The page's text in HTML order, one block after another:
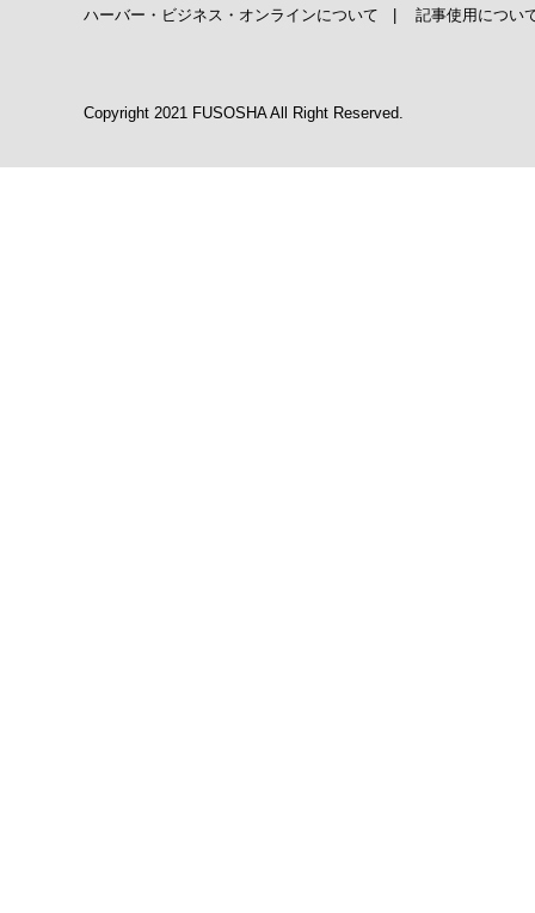
ハーバー・ビジネス・オンラインについて 記事使用につい
Copyright 2021 FUSOSHA All Right Reserved.